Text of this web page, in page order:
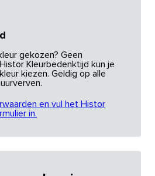
gekozen? Geen
Kleurbedenktijd kun je
kiezen. Geldig op alle
en vul het Histor
in.